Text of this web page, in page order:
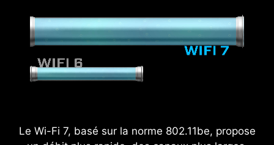
Le Wi-Fi 7, basé sur la norme 802.11be, propose